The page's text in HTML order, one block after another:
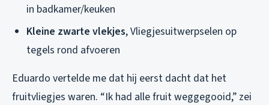
in badkamer/keuken
Kleine zwarte vlekjes, Vliegjesuitwerpselen op
tegels rond afvoeren
Eduardo vertelde me dat hij eerst dacht dat het
fruitvliegjes waren. “Ik had alle fruit weggegooid,” zei